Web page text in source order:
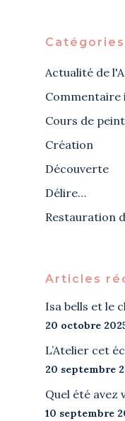
Catégories
Actualité de
Cours de
Création
Découverte
Délire…
Restauration
Articles
Isa bells et le
20 octobre
L’Atelier cet
20 septembre
Quel été avez
10 septembre